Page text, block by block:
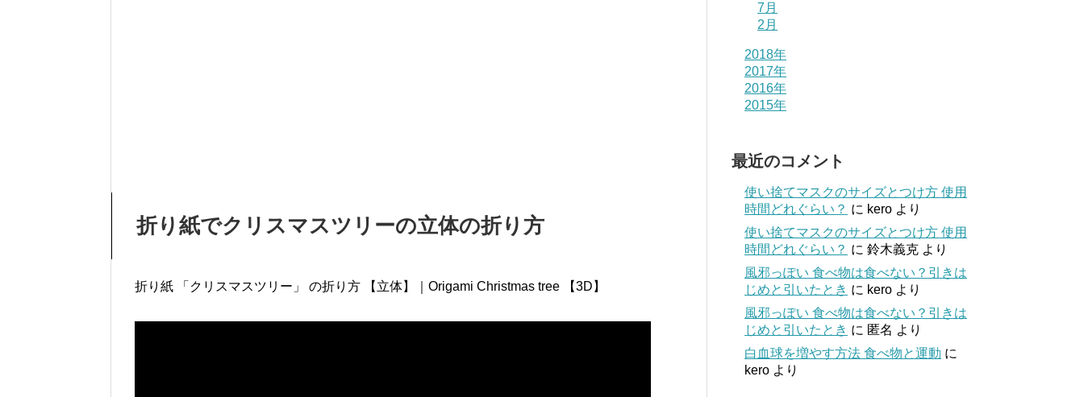
折り紙でクリスマスツリーの立体の折り方
折り紙 「クリスマスツリー」 の折り方 【立体】｜Origami Christmas tree 【3D】
7月
2月
2018年
2017年
2016年
2015年
最近のコメント
使い捨てマスクのサイズとつけ方 使用
時間どれぐらい？ に kero より
使い捨てマスクのサイズとつけ方 使用
時間どれぐらい？ に 鈴木義克 より
風邪っぽい 食べ物は食べない？引きは
じめと引いたとき に kero より
風邪っぽい 食べ物は食べない？引きは
じめと引いたとき に 匿名 より
白血球を増やす方法 食べ物と運動 に
kero より